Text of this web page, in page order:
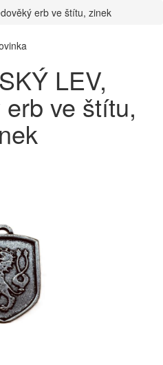
erb ve štítu, zinek
LEV,
ve štítu,